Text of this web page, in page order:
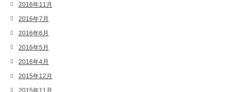
2016年11月
2016年7月
2016年6月
2016年5月
2016年4月
2015年12月
2015年11月